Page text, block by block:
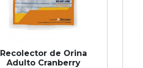
Recolector de Orina
Adulto Cranberry